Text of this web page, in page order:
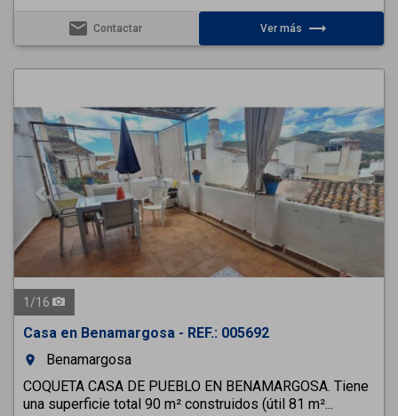
email Contactar Ver más trending_flat
Next
1 /16
Casa en Benamargosa - REF.: 005692
room
Benamargosa
COQUETA CASA DE PUEBLO EN BENAMARGOSA. Tiene
una superficie total 90 m² construidos (útil 81 m²...